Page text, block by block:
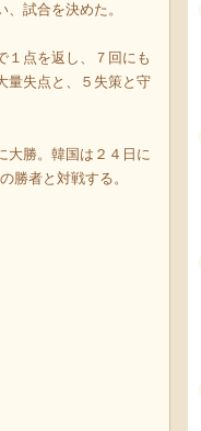
試合を決めた。
点を返し、７回にも
量失点と、５失策と守
大勝。韓国は２４日に
勝者と対戦する。